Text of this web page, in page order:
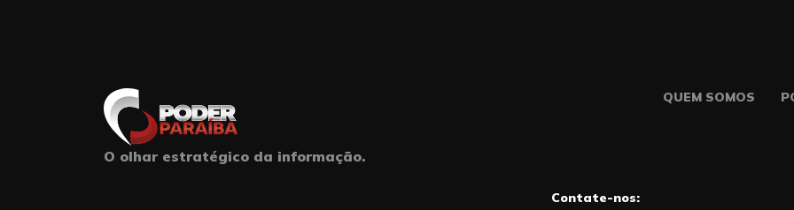
O olhar estratégico da informação.
QUEM SOMOS
Contate-nos: